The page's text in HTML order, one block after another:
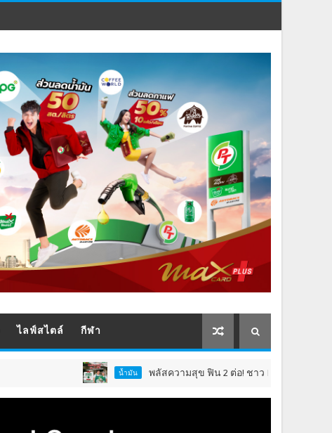
ไลฟ์สไตล์ กีฬา
พลัสความสุข ฟิน 2 ต่อ! ชาว Max Card Plus รับเซอร์ไพ